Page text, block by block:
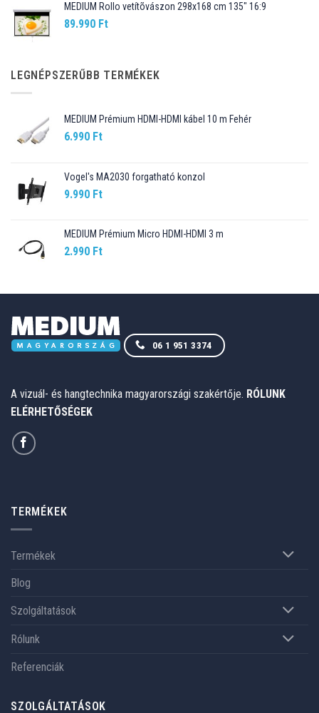
109.990 Ft.98.990 Ft.
MEDIUM Rollo vetítõvászon 298x168 cm 135" 16:9
89.990 Ft
LEGNÉPSZERŰBB TERMÉKEK
MEDIUM Prémium HDMI-HDMI kábel 10 m Fehér
6.990 Ft
Vogel's MA2030 forgatható konzol
9.990 Ft
MEDIUM Prémium Micro HDMI-HDMI 3 m
2.990 Ft
06 1 951 3374
A vizuál- és hangtechnika magyarországi szakértője. RÓLUNK
ELÉRHETŐSÉGEK
TERMÉKEK
Termékek
Blog
Szolgáltatások
Rólunk
Referenciák
SZOLGÁLTATÁSOK